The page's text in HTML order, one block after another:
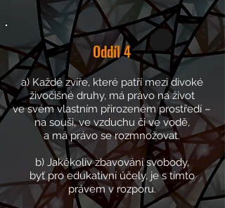
Oddíl4
a) Každé zvíře, které patří mezi divoké
živočišné druhy, má právo na život
ve svém vlastním přirozenémprostředí –
na souši, ve vzduchu či ve vodě,
a má právo se rozmnožovat.
b) Jakékoliv zbavování svobody,
byť pro edukativní účely, je s tímto
právemv rozporu.